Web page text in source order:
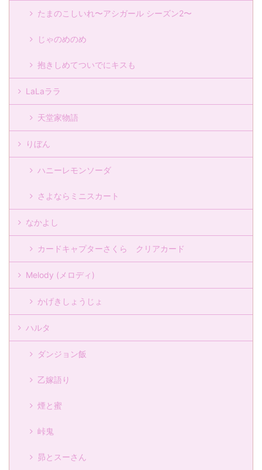
たまのこしいれ〜アシガール シーズン2〜
じゃのめのめ
抱きしめてついでにキスも
LaLaララ
天堂家物語
りぼん
ハニーレモンソーダ
さよならミニスカート
なかよし
カードキャプターさくら クリアカード
Melody (メロディ)
かげきしょうじょ
ハルタ
ダンジョン飯
乙嫁語り
煙と蜜
峠鬼
昴とスーさん